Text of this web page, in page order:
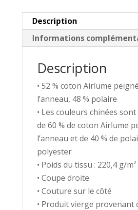
Tarasque
brodé
Description
Informations
Description
• 52 % coton Airlume
l’anneau, 48 % polaire
• Les couleurs chinées
de 60 % de coton Airlume
l’anneau et de 40 % de
polyester
• Poids du tissu : 220,4 g/
• Coupe droite
• Couture sur le côté
• Produit vierge provenant